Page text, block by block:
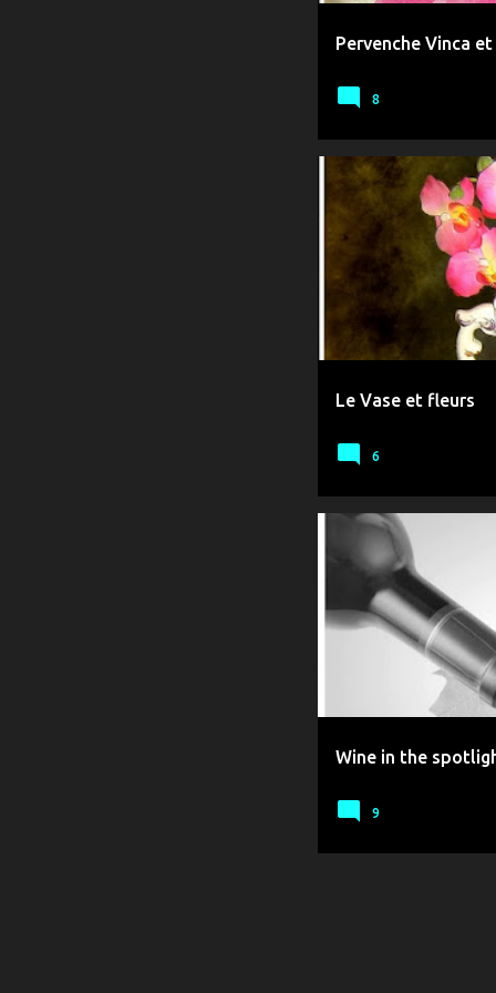
Pervenche Vinca
8
Le Vase et fleurs
TABLEAUX COULEURS
6
Wine in the
TABLE TOP BW
9